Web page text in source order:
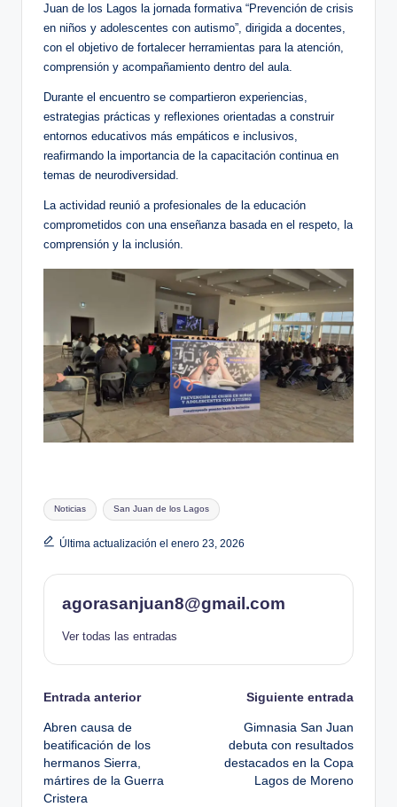
Juan de los Lagos la jornada formativa “Prevención de crisis
en niños y adolescentes con autismo”, dirigida a docentes,
con el objetivo de fortalecer herramientas para la atención,
comprensión y acompañamiento dentro del aula.
Durante el encuentro se compartieron experiencias,
estrategias prácticas y reflexiones orientadas a construir
entornos educativos más empáticos e inclusivos,
reafirmando la importancia de la capacitación continua en
temas de neurodiversidad.
La actividad reunió a profesionales de la educación
comprometidos con una enseñanza basada en el respeto, la
comprensión y la inclusión.
Etiquetas:
Noticias San Juan de los Lagos
Última actualización el enero 23, 2026
agorasanjuan8@gmail.com
Ver todas las entradas
Navegación
de
entradas
Entrada anterior
Abren causa de
beatificación de los
hermanos Sierra,
mártires de la Guerra
Cristera
Siguiente entrada
Gimnasia San Juan
debuta con resultados
destacados en la Copa
Lagos de Moreno